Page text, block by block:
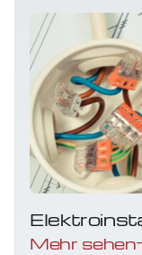
Mehr sehen